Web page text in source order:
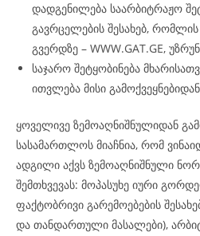
დადგენილება საარბიტრაჟო
გავრცელების შესახებ, რომლის
გვერდზე – WWW.GAT.GE,
საჯარო შეტყობინება
ითვლება მისი
ყოველივე ზემოაღნიშნულიდან
სასამართლოს მიაჩნია, რომ
ადგილი აქვს ზემოაღნიშნული
შემთხვევას: მოპასუხე იური
ფაქტობრივი გარემოებების
და თანდართული მასალები),